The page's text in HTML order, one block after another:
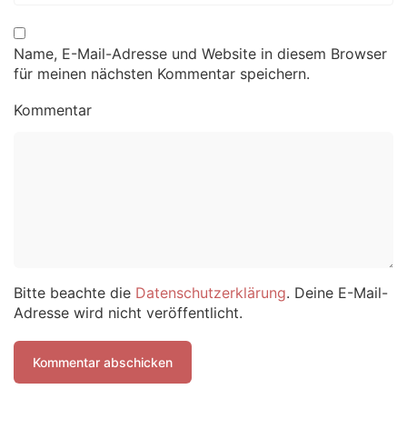
Name, E-Mail-Adresse und Website in diesem Browser
für meinen nächsten Kommentar speichern.
Kommentar
Bitte beachte die Datenschutzerklärung. Deine E-Mail-
Adresse wird nicht veröffentlicht.